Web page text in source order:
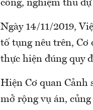
công, nghiệm thu
Ngày 14/11/2019,
tố tụng nêu trên, Cơ
thực hiện đúng quy
Hiện Cơ quan Cảnh
mở rộng vụ án,